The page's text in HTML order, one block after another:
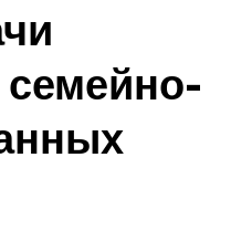
семейно-